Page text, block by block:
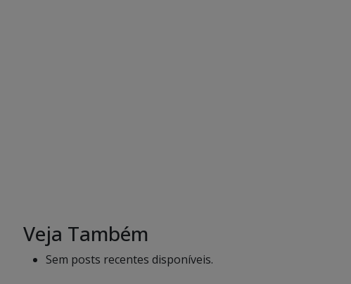
Veja Também
Sem posts recentes disponíveis.